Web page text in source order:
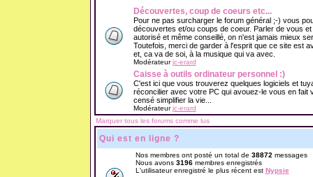
Découvertes, coup de coeurs etc...
Pour ne pas surcharger le forum général ;-) vous
découvertes et/ou coups de coeur. Parler de vous
autorisé et même conseillé, on n'est jamais mieux
Toutefois, merci de garder à l'esprit que ce site est
et, ca va de soi, à la musique qui va avec.
Modérateurjc-erard
Caisse à outils ordinateur personnel :)
C'est ici que vous trouverez quelques logiciels et
réconcilier avec votre PC qui avouez-le vous en fait
censé simplifier la vie...
Modérateurjc-erard
Marquer tous les forums comme lus
Qui est en ligne ?
Nos membres ont posté un total de 38872 messages
Nous avons 3196membres enregistrés
L'utilisateur enregistré le plus récent est Nypsie